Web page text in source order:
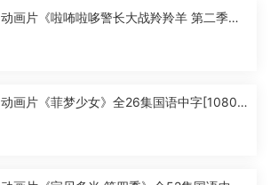
动画片《啦咘啦哆警长大战羚羚羊 第二季》
动画片《菲梦少女》全26集国语中字[1080